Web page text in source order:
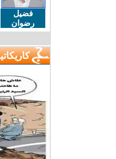
فضيل
رضوان
كاريكاتير